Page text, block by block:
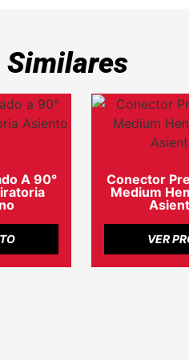
A 90°
Conector
Medium
VER